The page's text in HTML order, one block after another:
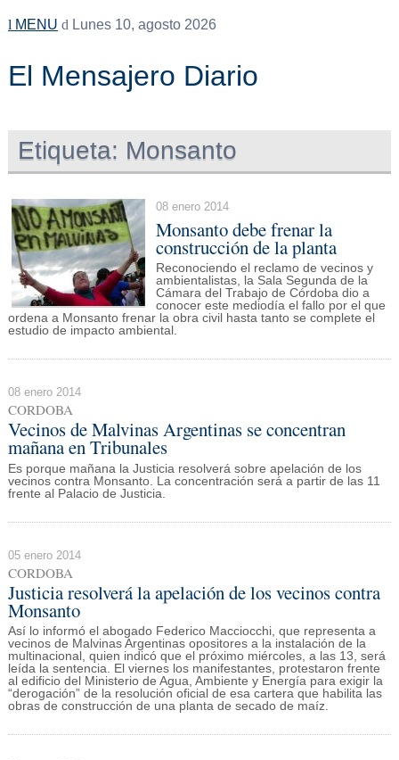
MENU Lunes 10, agosto 2026
El Mensajero Diario
Etiqueta: Monsanto
08 enero 2014
Monsanto debe frenar la
construcción de la planta
Reconociendo el reclamo de vecinos y
ambientalistas, la Sala Segunda de la
Cámara del Trabajo de Córdoba dio a
conocer este mediodía el fallo por el que
ordena a Monsanto frenar la obra civil hasta tanto se complete el
estudio de impacto ambiental.
08 enero 2014
CORDOBA
Vecinos de Malvinas Argentinas se concentran
mañana en Tribunales
Es porque mañana la Justicia resolverá sobre apelación de los
vecinos contra Monsanto. La concentración será a partir de las 11
frente al Palacio de Justicia.
05 enero 2014
CORDOBA
Justicia resolverá la apelación de los vecinos contra
Monsanto
Así lo informó el abogado Federico Macciocchi, que representa a
vecinos de Malvinas Argentinas opositores a la instalación de la
multinacional, quien indicó que el próximo miércoles, a las 13, será
leída la sentencia. El viernes los manifestantes, protestaron frente
al edificio del Ministerio de Agua, Ambiente y Energía para exigir la
“derogación” de la resolución oficial de esa cartera que habilita las
obras de construcción de una planta de secado de maíz.